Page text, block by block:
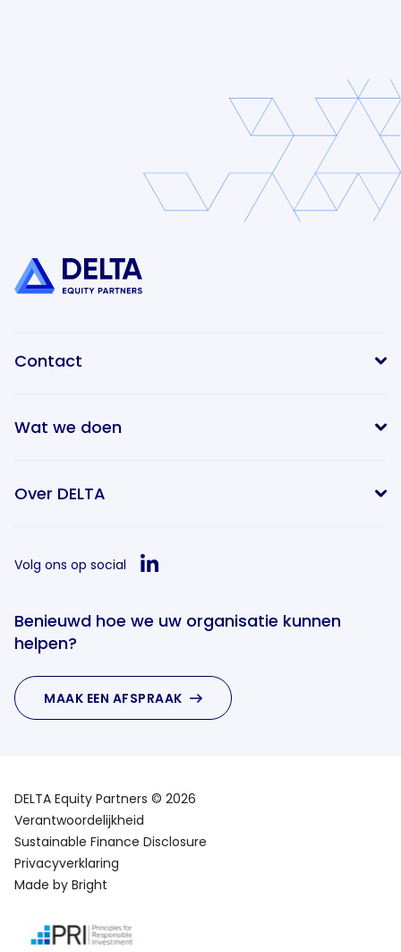
Contact
Wat we doen
Over DELTA
Volg ons op social
Benieuwd hoe we uw organisatie kunnen
helpen?
MAAK EEN AFSPRAAK
DELTA Equity Partners © 2026
Verantwoordelijkheid
Sustainable Finance Disclosure
Privacyverklaring
Made by Bright